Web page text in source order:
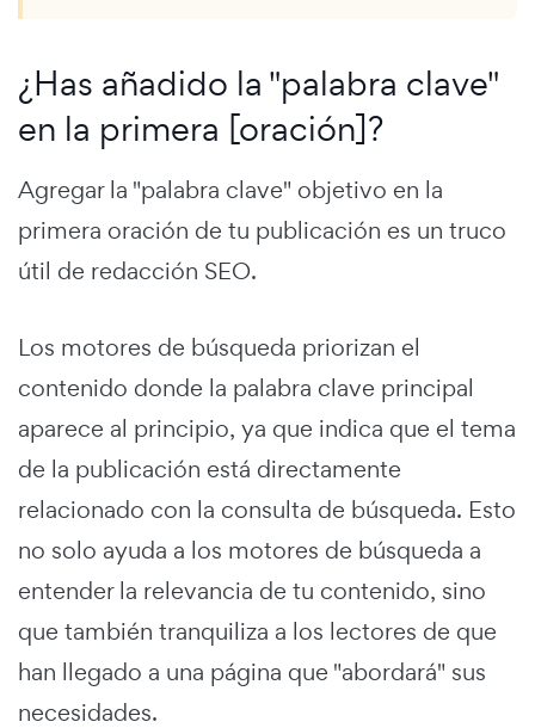
¿Has añadido la "palabra clave"
en la primera [oración]?
Agregar la "palabra clave" objetivo en la
primera oración de tu publicación es un truco
útil de redacción SEO.
Los motores de búsqueda priorizan el
contenido donde la palabra clave principal
aparece al principio, ya que indica que el tema
de la publicación está directamente
relacionado con la consulta de búsqueda. Esto
no solo ayuda a los motores de búsqueda a
entender la relevancia de tu contenido, sino
que también tranquiliza a los lectores de que
han llegado a una página que "abordará" sus
necesidades.